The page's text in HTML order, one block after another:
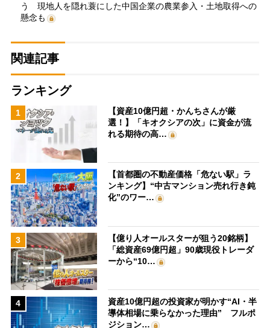
う 現地人を隠れ蓑にした中国企業の農業参入・土地取得への
懸念も
関連記事
ランキング
1
【資産10億円超・かんちさんが厳
選！】「キオクシアの次」に資金が流
れる期待の高…
2
【首都圏の不動産価格「危ない駅」ラ
ンキング】“中古マンション売れ行き鈍
化”のワー…
3
【億り人オールスターが狙う20銘柄】
「総資産69億円超」90歳現役トレーダ
ーから“10…
4
資産10億円超の投資家が明かす“AI・半
導体相場に乗らなかった理由” フルポ
ジション…